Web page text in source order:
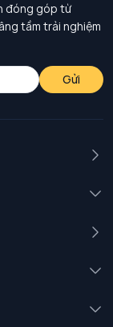
đóng góp từ
tầm trải nghiệm
Gửi